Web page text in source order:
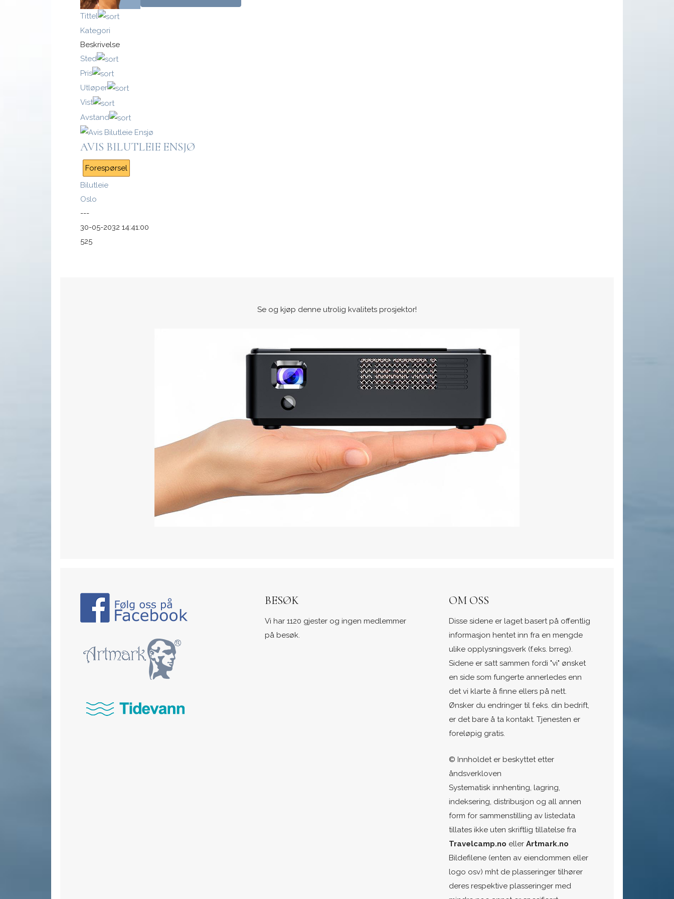
Tittel
Kategori
Beskrivelse
Sted
Pris
Utløper
Vist
Avstand
AVIS BILUTLEIE ENSJØ
Forespørsel
Bilutleie
Oslo
---
30-05-2032 14:41:00
525
Se og kjøp denne utrolig kvalitets prosjektor!
BESØK
Vi har 1120 gjester og ingen medlemmer
på besøk.
OM OSS
Disse sidene er laget basert på offentlig
informasjon hentet inn fra en mengde
ulike opplysningsverk (f.eks. brreg).
Sidene er satt sammen fordi "vi" ønsket
en side som fungerte annerledes enn
det vi klarte å finne ellers på nett.
Ønsker du endringer til f.eks. din bedrift,
er det bare å ta kontakt. Tjenesten er
foreløpig gratis.
© Innholdet er beskyttet etter
åndsverkloven
Systematisk innhenting, lagring,
indeksering, distribusjon og all annen
form for sammenstilling av listedata
tillates ikke uten skriftlig tillatelse fra
Travelcamp.no ellerArtmark.no
Bildefilene (enten av eiendommen eller
logo osv) mht de plasseringer tilhører
deres respektive plasseringer med
Logg inn med passnøkkel
Logg inn